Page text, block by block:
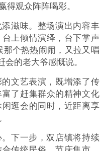
得观众阵阵喝彩。
滋味。整场演出内容丰
上倾情演绎，台下掌声
那个热热闹闹，又拉又唱
会的老大爷感慨说。
文艺表演，既增添了传
了赶集群众的精神文化
逛会的同时，近距离享
下一步，双店镇将持续